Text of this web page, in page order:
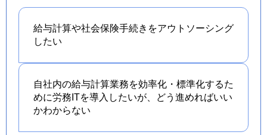
給与計算や社会保険手続きをアウトソーシング
したい
自社内の給与計算業務を効率化・標準化するた
めに労務ITを導入したいが、どう進めればいい
かわからない